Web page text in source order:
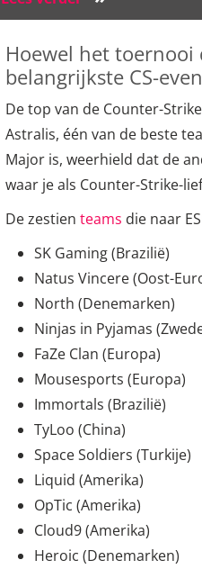
Hoewel het toernooi
belangrijkste CS-
De top van de Counter-
Astralis, één van de beste
Major is, weerhield dat de
waar je als Counter-Strike-
De zestien teams die naar
SK Gaming (Brazilië)
Natus Vincere (Oost-
North (Denemarken)
Ninjas in Pyjamas
FaZe Clan (Europa)
Mousesports (Europa)
Immortals (Brazilië)
TyLoo (China)
Space Soldiers (Turkije)
Liquid (Amerika)
OpTic (Amerika)
Cloud9 (Amerika)
Heroic (Denemarken)